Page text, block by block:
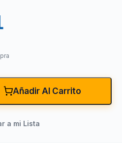
Añadir Al Carrito
a mi Lista